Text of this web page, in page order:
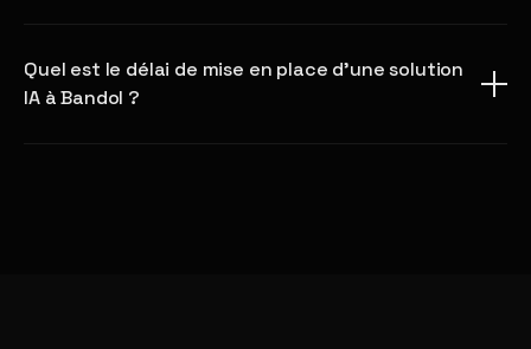
Quel est le délai de mise en place d'une solution
IA à Bandol ?